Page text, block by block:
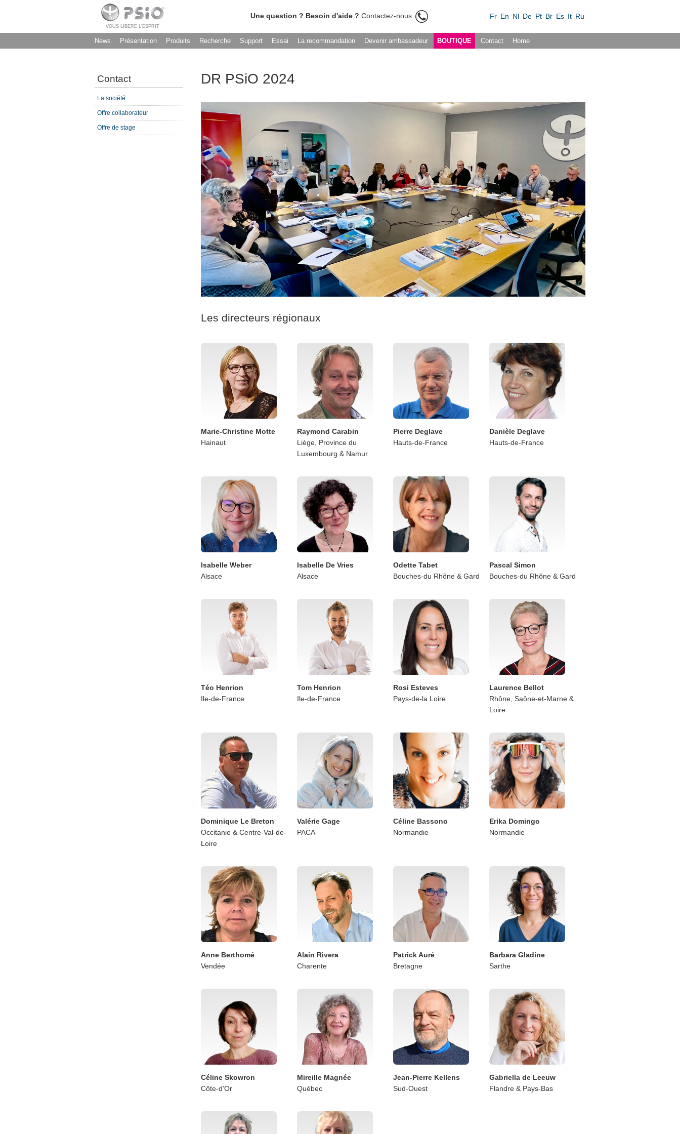
VOUS LIBERE L’ESPRIT
Une question ? Besoin d'aide ? Contactez-nous Fr En Nl De Pt Br Es It Ru
News Présentation Produits Recherche Support Essai La recommandation Devenir ambassadeur BOUTIQUE Contact Home
Contact
La société
Offre collaborateur
Offre de stage
DR PSiO 2024
Les directeurs régionaux
Marie-Christine Motte
Hainaut
Raymond Carabin
Liège, Province du
Luxembourg & Namur
Pierre Deglave
Hauts-de-France
Danièle Deglave
Hauts-de-France
Isabelle Weber
Alsace
Isabelle De Vries
Alsace
Odette Tabet
Bouches-du Rhône & Gard
Pascal Simon
Bouches-du Rhône & Gard
Téo Henrion
Ile-de-France
Tom Henrion
Ile-de-France
Rosi Esteves
Pays-de-la Loire
Laurence Bellot
Rhône, Saône-et-Marne &
Loire
Dominique Le Breton
Occitanie & Centre-Val-de-
Loire
Valérie Gage
PACA
Céline Bassono
Normandie
Erika Domingo
Normandie
Anne Berthomé
Vendée
Alain Rivera
Charente
Patrick Auré
Bretagne
Barbara Gladine
Sarthe
Céline Skowron
Côte-d'Or
Mireille Magnée
Québec
Jean-Pierre Kellens
Sud-Ouest
Gabriella de Leeuw
Flandre & Pays-Bas